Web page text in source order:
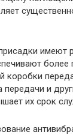
имеют
более
коробки
передачи и
их срок